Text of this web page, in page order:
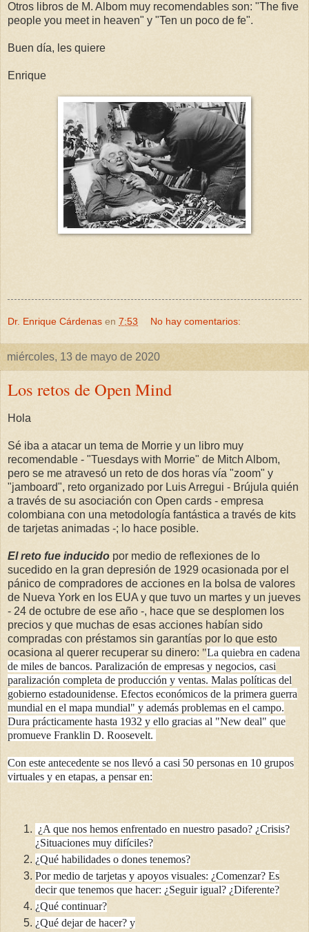
Otros libros de M. Albom muy recomendables son: "The five
people you meet in heaven" y "Ten un poco de fe".
Buen día, les quiere
Enrique
Dr. Enrique Cárdenas en 7:53 No hay comentarios:
miércoles, 13 de mayo de 2020
Los retos de Open Mind
Hola
Sé iba a atacar un tema de Morrie y un libro muy
recomendable - "Tuesdays with Morrie" de Mitch Albom,
pero se me atravesó un reto de dos horas vía "zoom" y
"jamboard", reto organizado por Luis Arregui - Brújula quién
a través de su asociación con Open cards - empresa
colombiana con una metodología fantástica a través de kits
de tarjetas animadas -; lo hace posible.
El reto fue inducido por medio de reflexiones de lo
sucedido en la gran depresión de 1929 ocasionada por el
pánico de compradores de acciones en la bolsa de valores
de Nueva York en los EUA y que tuvo un martes y un jueves
- 24 de octubre de ese año -, hace que se desplomen los
precios y que muchas de esas acciones habían sido
compradas con préstamos sin garantías por lo que esto
ocasiona al querer recuperar su dinero: "La quiebra en cadena
de miles de bancos. Paralización de empresas y negocios, casi
paralización completa de producción y ventas. Malas políticas del
gobierno estadounidense. Efectos económicos de la primera guerra
mundial en el mapa mundial" y además problemas en el campo.
Dura prácticamente hasta 1932 y ello gracias al "New deal" que
promueve Franklin D. Roosevelt.
Con este antecedente se nos llevó a casi 50 personas en 10 grupos
virtuales y en etapas, a pensar en:
¿A que nos hemos enfrentado en nuestro pasado? ¿Crisis?
¿Situaciones muy difíciles?
¿Qué habilidades o dones tenemos?
Por medio de tarjetas y apoyos visuales: ¿Comenzar? Es
decir que tenemos que hacer: ¿Seguir igual? ¿Diferente?
¿Qué continuar?
¿Qué dejar de hacer? y